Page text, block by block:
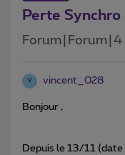
Perte
Forum|Forum|4
V vincent_028
Bonjour ,
Depuis le 13/11 (date